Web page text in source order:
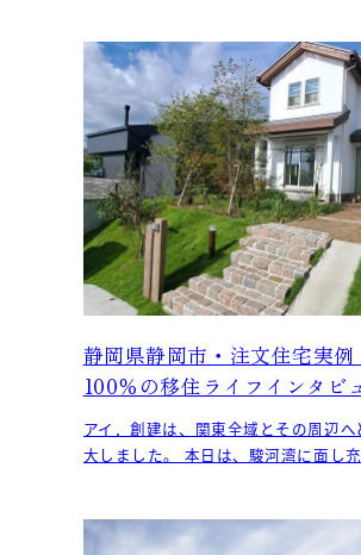
静岡県静岡市・注文住宅実
100％の移住ライフインタビ
アイ．創建は、関東全域とその周辺
大しました。 本日は、駿河湾に面し